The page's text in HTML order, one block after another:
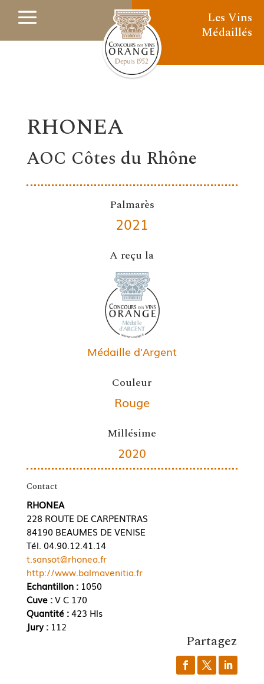
Les Vins
Médaillés
RHONEA
AOC Côtes du Rhône
Palmarès
2021
A reçu la
Médaille d'Argent
Couleur
Rouge
Millésime
2020
Contact
RHONEA
228 ROUTE DE CARPENTRAS
84190 BEAUMES DE VENISE
Tél. 04.90.12.41.14
t.sansot@rhonea.fr
http://www.balmavenitia.fr
Echantillon :1050
Cuve :V C 170
Quantité :423 Hls
Jury : 112
Partagez